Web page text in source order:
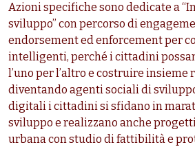
Azioni specifiche sono dedicate a
sviluppo” con percorso di
endorsement ed enforcement per
intelligenti, perché i cittadini
l’uno per l’altro e costruire insieme
diventando agenti sociali di
digitali i cittadini si sfidano in
sviluppo e realizzano anche
urbana con studio di fattibilità e